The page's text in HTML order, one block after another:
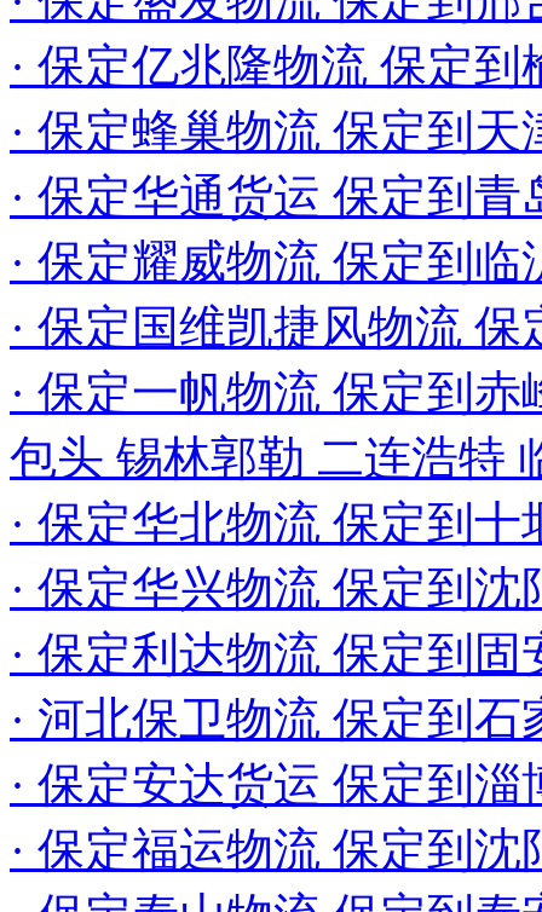
· 保定亿兆隆物流 保定
· 保定蜂巢物流 保定到
· 保定华通货运 保定到
· 保定耀威物流 保定到
· 保定国维凯捷风物流
· 保定一帆物流 保定到
包头 锡林郭勒 二连浩特
· 保定华北物流 保定到
· 保定华兴物流 保定到
· 保定利达物流 保定到固
· 河北保卫物流 保定到
· 保定安达货运 保定到
· 保定福运物流 保定到沈